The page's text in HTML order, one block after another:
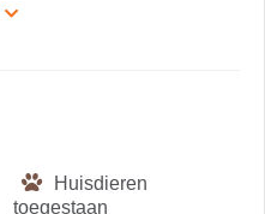
Huisdieren
toegestaan